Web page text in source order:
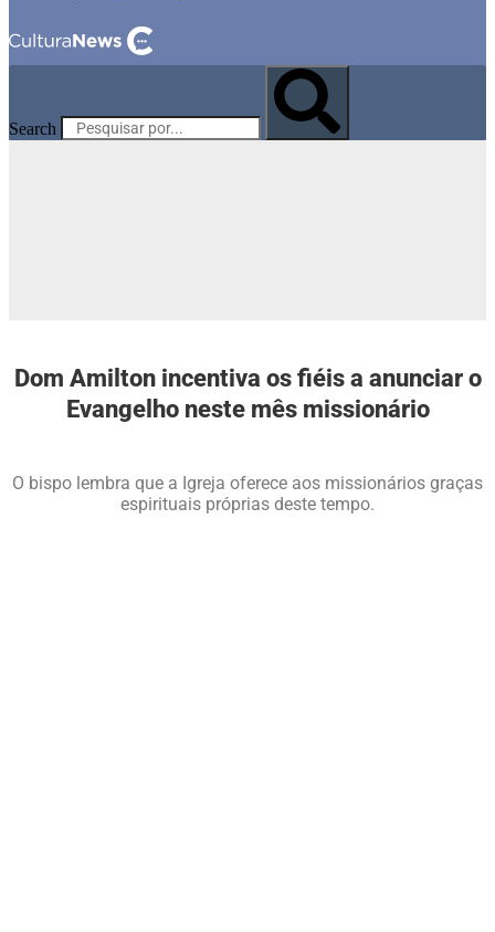
Search
Dom Amilton incentiva os fiéis a anunciar o
Evangelho neste mês missionário
O bispo lembra que a Igreja oferece aos missionários graças
espirituais próprias deste tempo.